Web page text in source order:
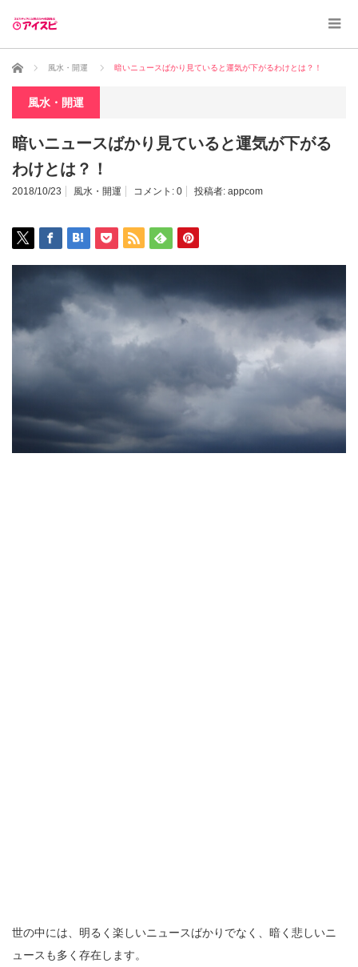
ホーム 風水・開運 暗いニュースばかり見ていると運気が下がるわけとは？！
風水・開運
暗いニュースばかり見ていると運気が下がる
わけとは？！
2018/10/23 風水・開運 コメント: 0 投稿者: appcom
世の中には、明るく楽しいニュースばかりでなく、暗く悲しいニ
ュースも多く存在します。